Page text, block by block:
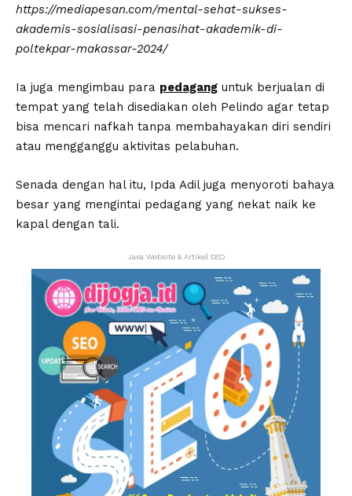
https://mediapesan.com/mental-sehat-sukses-
akademis-sosialisasi-penasihat-akademik-di-
poltekpar-makassar-2024/
Ia juga mengimbau para pedagang untuk berjualan di
tempat yang telah disediakan oleh Pelindo agar tetap
bisa mencari nafkah tanpa membahayakan diri sendiri
atau mengganggu aktivitas pelabuhan.
Senada dengan hal itu, Ipda Adil juga menyoroti bahaya
besar yang mengintai pedagang yang nekat naik ke
kapal dengan tali.
Jasa Website & Artikel SEO